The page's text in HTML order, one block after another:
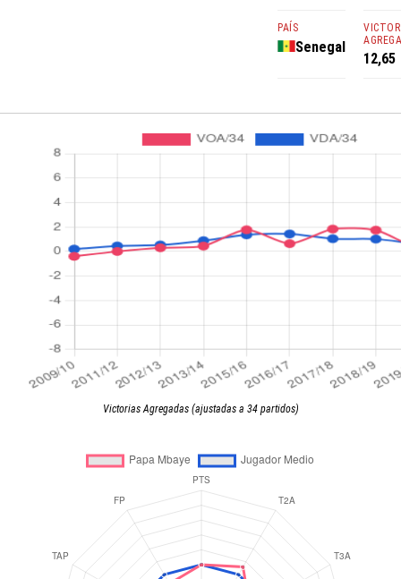
PAÍS
Senegal
12,65
Victorias Agregadas (ajustadas a 34 partidos)